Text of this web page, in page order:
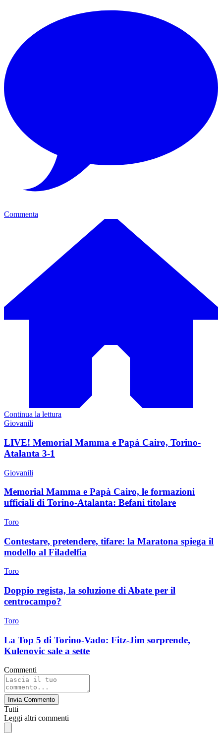
Commenta
Continua la lettura
Giovanili
LIVE! Memorial Mamma e Papà Cairo, Torino-
Atalanta 3-1
Giovanili
Memorial Mamma e Papà Cairo, le formazioni
ufficiali di Torino-Atalanta: Befani titolare
Toro
Contestare, pretendere, tifare: la Maratona spiega il
modello al Filadelfia
Toro
Doppio regista, la soluzione di Abate per il
centrocampo?
Toro
La Top 5 di Torino-Vado: Fitz-Jim sorprende,
Kulenovic sale a sette
Commenti
Invia Commento
Tutti
Leggi altri commenti